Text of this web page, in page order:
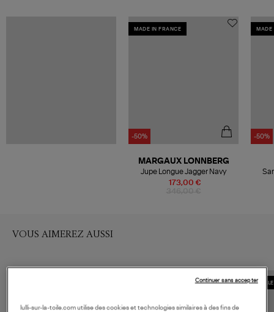
MADE IN FRANCE
-50%
173,00 €
MARGAUX LONNBERG
Jupe Longue Jagger Navy
MADE
-50%
VOUS AIMEREZ AUSSI
COLLECTION CAPSULE
lulli-sur-la-toile.com utilise des cookies et technologies similaires à des fins de
Continuer sans accepter